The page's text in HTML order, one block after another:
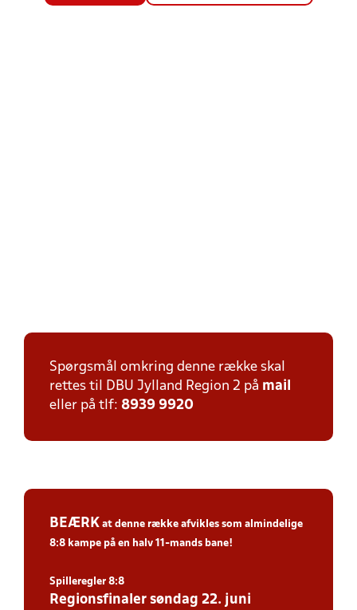
Spørgsmål omkring denne række skal
rettes til DBU Jylland Region 2 på mail
eller på tlf: 8939 9920
BEÆRK at denne række afvikles som almindelige
8:8 kampe på en halv 11-mands bane!
Spilleregler 8:8
Regionsfinaler søndag 22. juni